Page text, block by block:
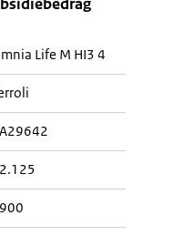
Life M HI3 4